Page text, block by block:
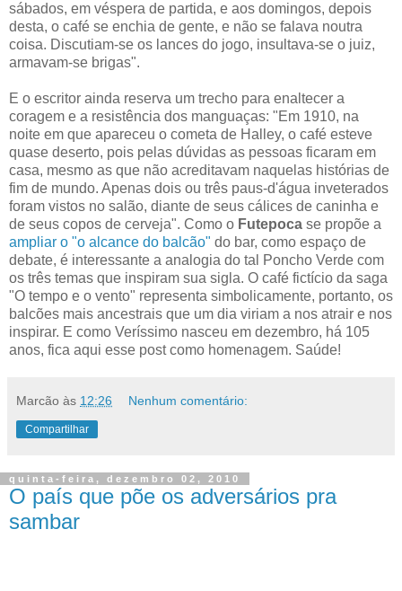
sábados, em véspera de partida, e aos domingos, depois
desta, o café se enchia de gente, e não se falava noutra
coisa. Discutiam-se os lances do jogo, insultava-se o juiz,
armavam-se brigas".
E o escritor ainda reserva um trecho para enaltecer a
coragem e a resistência dos manguaças: "Em 1910, na
noite em que apareceu o cometa de Halley, o café esteve
quase deserto, pois pelas dúvidas as pessoas ficaram em
casa, mesmo as que não acreditavam naquelas histórias de
fim de mundo. Apenas dois ou três paus-d'água inveterados
foram vistos no salão, diante de seus cálices de caninha e
de seus copos de cerveja". Como o Futepoca se propõe a
ampliar o "o alcance do balcão" do bar, como espaço de
debate, é interessante a analogia do tal Poncho Verde com
os três temas que inspiram sua sigla. O café fictício da saga
"O tempo e o vento" representa simbolicamente, portanto, os
balcões mais ancestrais que um dia viriam a nos atrair e nos
inspirar. E como Veríssimo nasceu em dezembro, há 105
anos, fica aqui esse post como homenagem. Saúde!
Marcão às 12:26 Nenhum comentário:
Compartilhar
quinta-feira, dezembro 02, 2010
O país que põe os adversários pra
sambar